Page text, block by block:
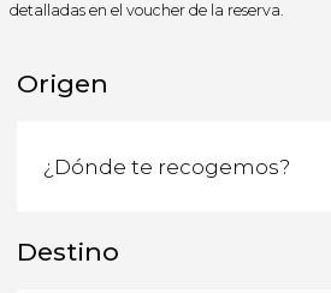
detalladas en el voucher de la reserva.
Origen
Destino